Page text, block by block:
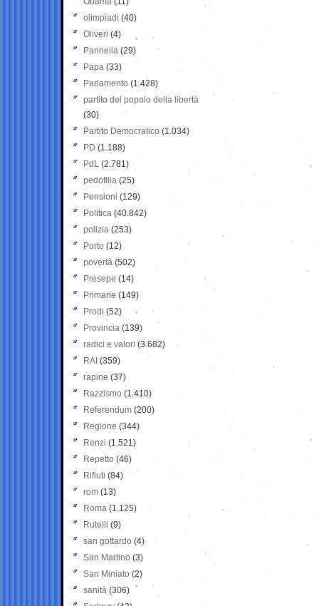
olimpiadi (40)
Oliveri (4)
Pannella (29)
Papa (33)
Parlamento (1.428)
partito del popolo della libertà
(30)
Partito Democratico (1.034)
PD (1.188)
PdL (2.781)
pedofilia (25)
Pensioni (129)
Politica (40.842)
polizia (253)
Porto (12)
povertà (502)
Presepe (14)
Primarie (149)
Prodi (52)
Provincia (139)
radici e valori (3.682)
RAI (359)
rapine (37)
Razzismo (1.410)
Referendum (200)
Regione (344)
Renzi (1.521)
Repetto (46)
Rifiuti (84)
rom (13)
Roma (1.125)
Rutelli (9)
san gottardo (4)
San Martino (3)
San Miniato (2)
sanità (306)